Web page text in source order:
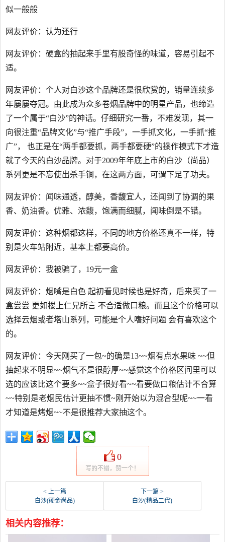
似一般般
网友评价：认为还行
网友评价：硬盒的抽起来手里有股奇怪的味道，容易引起不
适。
网友评价：个人对白沙这个品牌还是很欣赏的，销量连续多
年屡屡夺冠。由此成为众多卷烟品牌中的明星产品，也缔造
了一个属于“白沙”的神话。仔细研究一番，不难发现，其一
向很注重“品牌文化”与“推广手段”，一手抓文化，一手抓“推
广”， 也正是在“两手都要抓，两手都要硬”的操作模式下才造
就了今天的白沙品牌。对于2009年年底上市的白沙（尚品）
系列更是不忘使出杀手锏，在这两方面，可谓下足了功夫。
网友评价：闻味通透，醇美，香馥宜人，还闻到了协调的果
香、奶油香。优雅、浓馥，饱满而细腻，闻味倒是不错。
网友评价：这种烟都这样，不同的地方价格还真不一样，特
别是火车站附近，基本上都要高价。
网友评价：我被骗了，19元一盒
网友评价：烟嘴是白色 起初看见时候也是好奇，后来买了一
盒尝尝 更如楼上仁兄所言 不合适做口粮。而且这个价格可以
选择云烟或者塔山系列，可能是个人嗜好问题 会有喜欢这个
的。
网友评价：今天刚买了一包~的确是13~~烟有点水果味 ~~但
抽起来不明显~~烟气不是很醇厚~~感觉这个价格区间里可以
选的应该比这个要多~~盒子很好看~~看要做口粮估计不合算
~~特别是老烟民估计更抽不惯~刚开始以为混合型呢~~一看
才知道是烤烟~~不是很推荐大家抽这个。
0
写的不错，赞一个！
< 上一篇
白沙(硬金尚品)
下一篇 >
白沙(精品二代)
相关内容推荐：